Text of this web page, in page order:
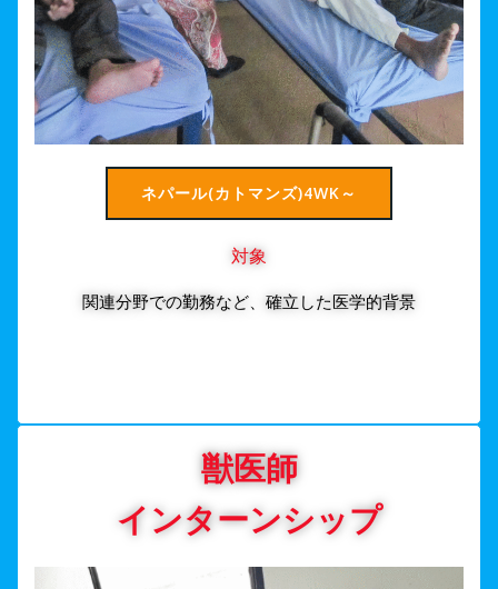
ネパール(カトマンズ)4WK～
対象
関連分野での勤務など、確立した医学的背景
獣医師
インターンシップ